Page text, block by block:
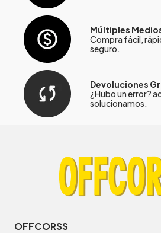
Múltiples
Compra fácil,
seguro.
Devoluciones
¿Hubo un error?
solucionamos.
OFFCORSS